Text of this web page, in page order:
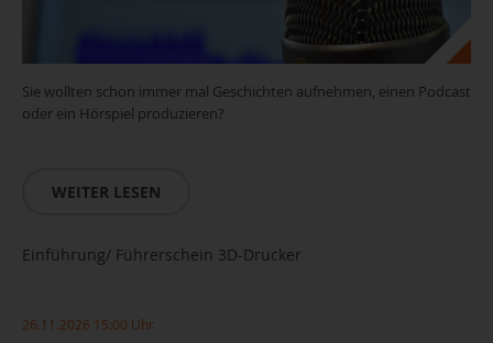
Sie wollten schon immer mal Geschichten aufnehmen, einen Podcast
oder ein Hörspiel produzieren?
WEITER LESEN
Einführung/ Führerschein 3D-Drucker
26.11.2026 15:00 Uhr